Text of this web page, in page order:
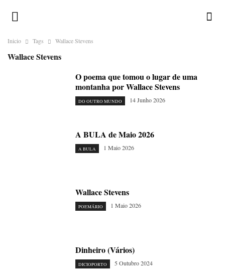
Inicio Tags Wallace Stevens
Wallace Stevens
O poema que tomou o lugar de uma
montanha por Wallace Stevens
DO OUTRO MUNDO 14 Junho 2026
A BULA de Maio 2026
A BULA 1 Maio 2026
Wallace Stevens
POEMÁRIO 1 Maio 2026
Dinheiro (Vários)
DICIOPORTO 5 Outubro 2024